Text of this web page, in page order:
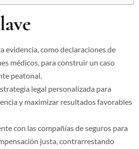
evidencia, como declaraciones de
médicos, para construir un caso
peatonal.
legal personalizada para
y maximizar resultados favorables
con las compañías de seguros para
justa, contrarrestando